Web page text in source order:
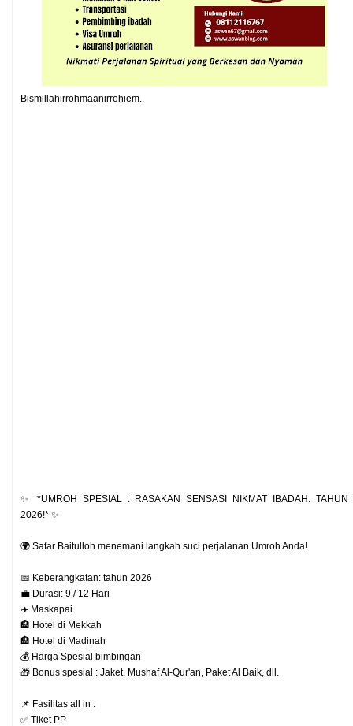
Bismillahirrohmaanirrohiem..
✨ *UMROH SPESIAL : RASAKAN SENSASI NIKMAT IBADAH. TAHUN
2026!* ✨
🌍 Safar Baitulloh menemani langkah suci perjalanan Umroh Anda!
📅 Keberangkatan: tahun 2026
💼 Durasi: 9 / 12 Hari
✈️ Maskapai
🏨 Hotel di Mekkah
🏨 Hotel di Madinah
💰 Harga Spesial bimbingan
🎁 Bonus spesial : Jaket, Mushaf Al-Qur'an, Paket Al Baik, dll.
📌 Fasilitas all in :
✅ Tiket PP